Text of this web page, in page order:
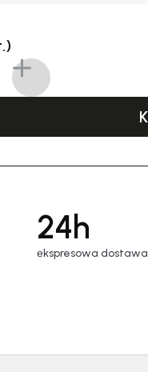
24h
еkspresowa dostawa